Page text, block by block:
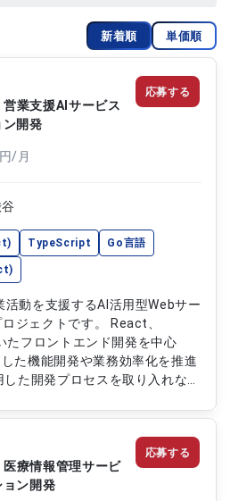
新着順 単価順
業支援AIサービス
ン開発
円/月
TypeScript Go言語
活動を支援するAI活用型Webサー
ジェクトです。 React、
フロントエンド開発を中心
た機能開発や業務効率化を推進
した開発プロセスを取り入れなが
サービスの成長を支えるプロダ
ていただくポジションです。
、TypeScriptを用いたWeb
設計、開発、テスト、運用 ・
既存機能の改善対応 ・生成AIを
応募する
療情報管理サービ
ョン開発
応募する